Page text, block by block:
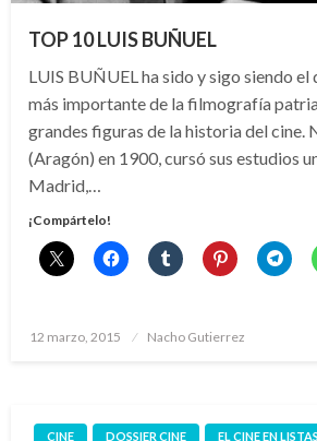
TOP 10 LUIS BUÑUEL
LUIS BUÑUEL ha sido y sigo siendo
más importante de la filmografía patria
grandes figuras de la historia del cine.
(Aragón) en 1900, cursó sus estudios
Madrid,…
¡Compártelo!
Publicado
12 marzo, 2015 Nacho Gutierrez
CINE DOSSIER CINE EL CINE EN LISTAS